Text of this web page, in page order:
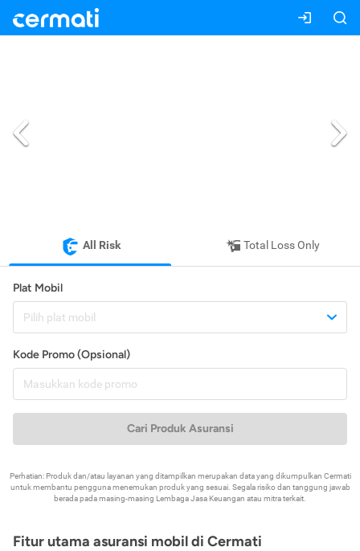
All Risk Total Loss Only
Plat Mobil
Pilih plat mobil
Kode Promo (Opsional)
Cari Produk Asuransi
Perhatian: Produk dan/atau layanan yang ditampilkan merupakan data yang dikumpulkan Cermati
untuk membantu pengguna menemukan produk yang sesuai. Segala risiko dan tanggung jawab
berada pada masing-masing Lembaga Jasa Keuangan atau mitra terkait.
Fitur utama asuransi mobil di Cermati